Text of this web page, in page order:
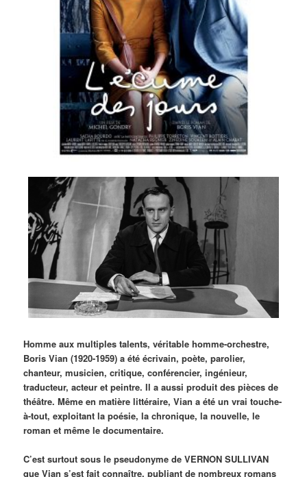
Homme aux multiples talents, véritable homme-orchestre,
Boris Vian (1920-1959) a été écrivain, poète, parolier,
chanteur, musicien, critique, conférencier, ingénieur,
traducteur, acteur et peintre. Il a aussi produit des pièces de
théâtre. Même en matière littéraire, Vian a été un vrai touche-
à-tout, exploitant la poésie, la chronique, la nouvelle, le
roman et même le documentaire.
C’est surtout sous le pseudonyme de VERNON SULLIVAN
que Vian s’est fait connaître, publiant de nombreux romans